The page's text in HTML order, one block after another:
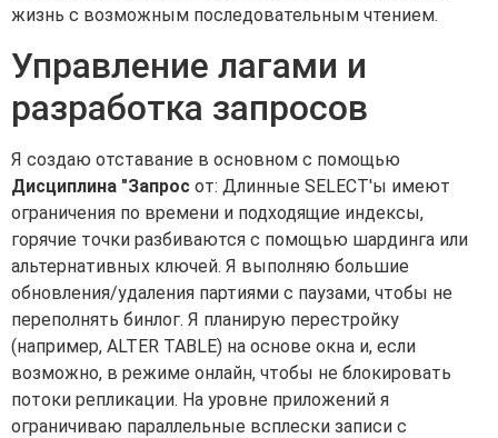
жизнь с возможным последовательным чтением.
Управление лагами и
разработка запросов
Я создаю отставание в основном с помощью
Дисциплина "Запрос от: Длинные SELECT'ы имеют
ограничения по времени и подходящие индексы,
горячие точки разбиваются с помощью шардинга или
альтернативных ключей. Я выполняю большие
обновления/удаления партиями с паузами, чтобы не
переполнять бинлог. Я планирую перестройку
(например, ALTER TABLE) на основе окна и, если
возможно, в режиме онлайн, чтобы не блокировать
потоки репликации. На уровне приложений я
ограничиваю параллельные всплески записи с